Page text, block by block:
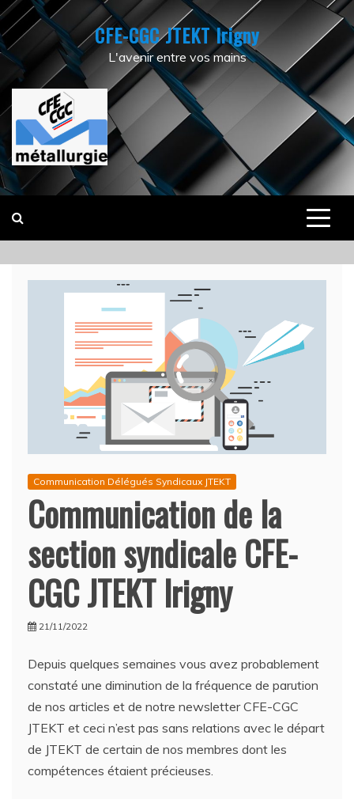
Skip
to
content
CFE-CGC JTEKT Irigny
L'avenir entre vos mains
Communication Délégués Syndicaux JTEKT
Communication de la
section syndicale CFE-
CGC JTEKT Irigny
21/11/2022
Depuis quelques semaines vous avez probablement
constaté une diminution de la fréquence de parution
de nos articles et de notre newsletter CFE-CGC
JTEKT et ceci n’est pas sans relations avec le départ
de JTEKT de certain de nos membres dont les
compétences étaient précieuses.